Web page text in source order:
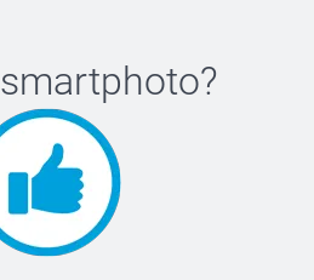
smartphoto?